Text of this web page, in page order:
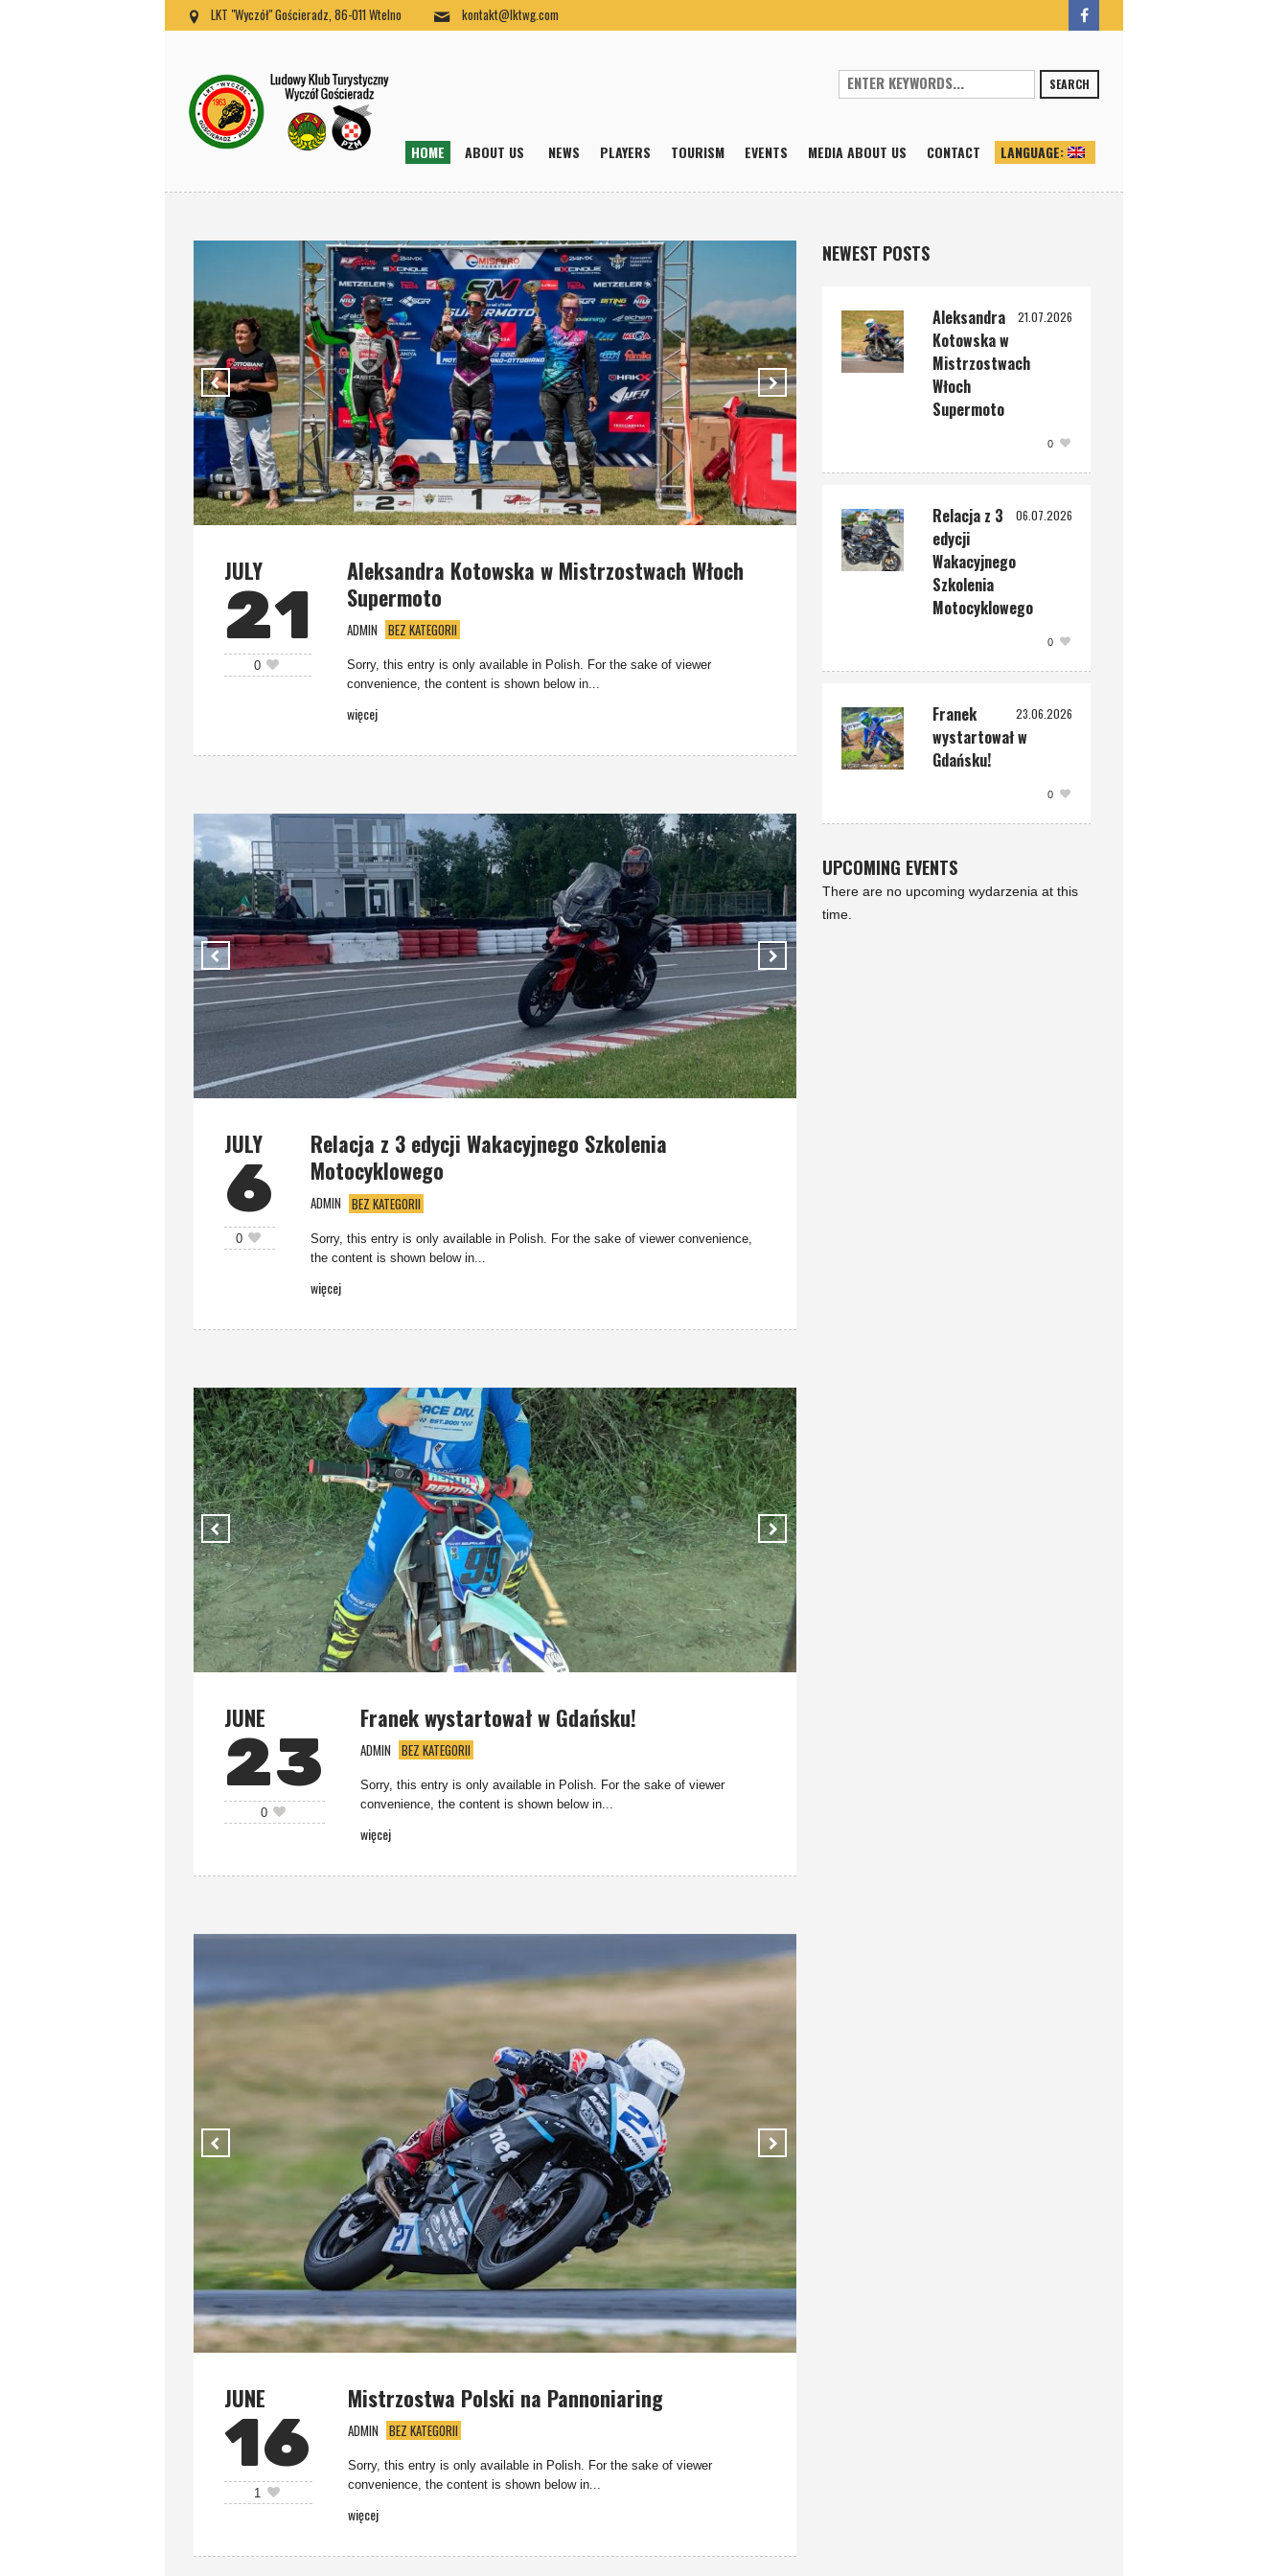
LKT "Wyczół" Gościeradz, 86-011 Wtelno kontakt@lktwg.com
SEARCH
HOME ABOUT US NEWS PLAYERS TOURISM EVENTS MEDIA ABOUT US CONTACT LANGUAGE:
JULY
21
0
Aleksandra Kotowska w Mistrzostwach Włoch
Supermoto
ADMIN BEZ KATEGORII
Sorry, this entry is only available in Polish. For the sake of viewer
convenience, the content is shown below in...
więcej
JULY
6
0
Relacja z 3 edycji Wakacyjnego Szkolenia
Motocyklowego
ADMIN BEZ KATEGORII
Sorry, this entry is only available in Polish. For the sake of viewer convenience,
the content is shown below in...
więcej
JUNE
23
0
Franek wystartował w Gdańsku!
ADMIN BEZ KATEGORII
Sorry, this entry is only available in Polish. For the sake of viewer
convenience, the content is shown below in...
więcej
JUNE
16
1
Mistrzostwa Polski na Pannoniaring
ADMIN BEZ KATEGORII
Sorry, this entry is only available in Polish. For the sake of viewer
convenience, the content is shown below in...
więcej
NEWEST POSTS
21.07.2026
Aleksandra
Kotowska w
Mistrzostwach
Włoch
Supermoto
0
06.07.2026
Relacja z 3
edycji
Wakacyjnego
Szkolenia
Motocyklowego
0
23.06.2026
Franek
wystartował w
Gdańsku!
0
UPCOMING EVENTS
There are no upcoming wydarzenia at this
time.